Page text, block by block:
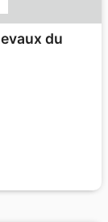
du